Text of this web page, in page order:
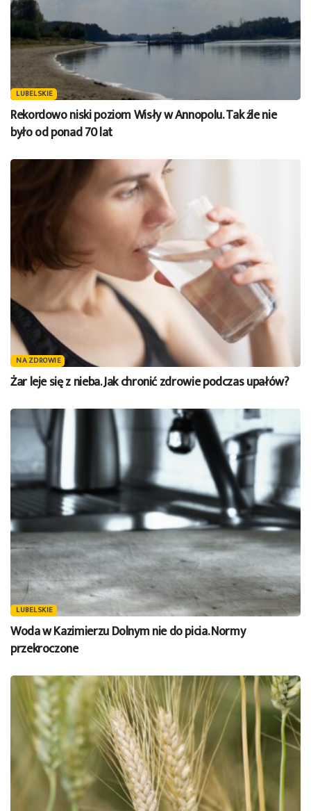
LUBELSKIE
Rekordowo niski poziom Wisły w Annopolu. Tak źle nie
było od ponad 70 lat
NA ZDROWIE
Żar leje się z nieba. Jak chronić zdrowie podczas upałów?
LUBELSKIE
Woda w Kazimierzu Dolnym nie do picia. Normy
przekroczone